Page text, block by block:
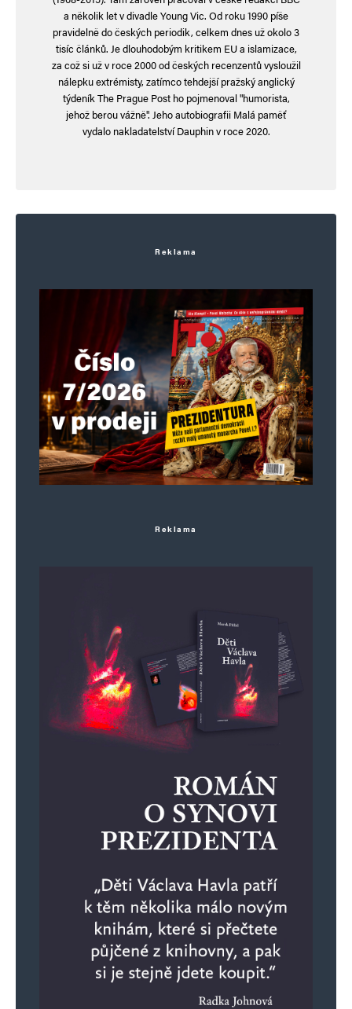
a několik let v divadle Young Vic. Od roku 1990 píše
pravidelně do českých periodik, celkem dnes už okolo 3
tisíc článků. Je dlouhodobým kritikem EU a islamizace,
za což si už v roce 2000 od českých recenzentů vysloužil
nálepku extrémisty, zatímco tehdejší pražský anglický
týdeník The Prague Post ho pojmenoval "humorista,
jehož berou vážně". Jeho autobiografii Malá paměť
vydalo nakladatelství Dauphin v roce 2020.
Reklama
Reklama